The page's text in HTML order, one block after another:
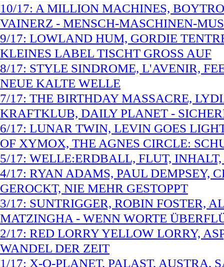
10/17: A MILLION MACHINES,
VAINERZ - MENSCH-MASCHINEN-
9/17: LOWLAND HUM, GORDIE
KLEINES LABEL TISCHT GROSS AUF
8/17: STYLE SINDROME, L'AVENIR,
NEUE KALTE WELLE
7/17: THE BIRTHDAY MASSACRE,
KRAFTKLUB, DAILY PLANET -
6/17: LUNAR TWIN, LEVIN GOES
OF XYMOX, THE AGNES CIRCLE:
5/17: WELLE:ERDBALL, FLUT,
4/17: RYAN ADAMS, PAUL DEMPSEY,
GEROCKT, NIE MEHR GESTOPPT
3/17: SUNTRIGGER, ROBIN FOSTER,
MATZINGHA - WENN WORTE
2/17: RED LORRY YELLOW LORRY,
WANDEL DER ZEIT
1/17: X-O-PLANET, PALAST, AUSTRA,